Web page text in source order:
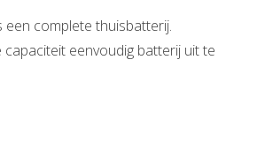
een complete thuisbatterij.
eenvoudig batterij uit te